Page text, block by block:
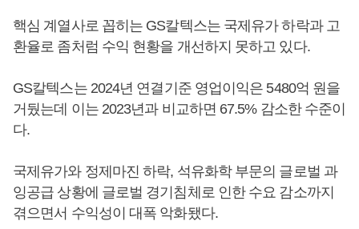
핵심 계열사로 꼽히는 GS칼텍스는 국제유가 하락과 고
환율로 좀처럼 수익 현황을 개선하지 못하고 있다.
GS칼텍스는 2024년 연결기준 영업이익은 5480억 원을
거뒀는데 이는 2023년과 비교하면 67.5% 감소한 수준이
다.
국제유가와 정제마진 하락, 석유화학 부문의 글로벌 과
잉공급 상황에 글로벌 경기침체로 인한 수요 감소까지
겪으면서 수익성이 대폭 악화됐다.